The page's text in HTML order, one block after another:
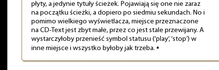
płyty, a jedynie tytuły ścieżek. Pojawiają się one nie zaraz
na początku ścieżki, a dopiero po siedmiu sekundach. No i
pomimo wielkiego wyświetlacza, miejsce przeznaczone
na CD-Text jest zbyt małe, przez co jest stale przewijany. A
wystarczyłoby przenieść symbol statusu (‘play’, ‘stop’) w
inne miejsce i wszystko byłoby jak trzeba. ▪